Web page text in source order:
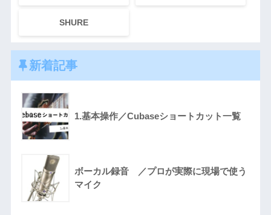
SHURE
新着記事
1.基本操作／Cubaseショートカット一覧
ボーカル録音 ／プロが実際に現場で使う
マイク